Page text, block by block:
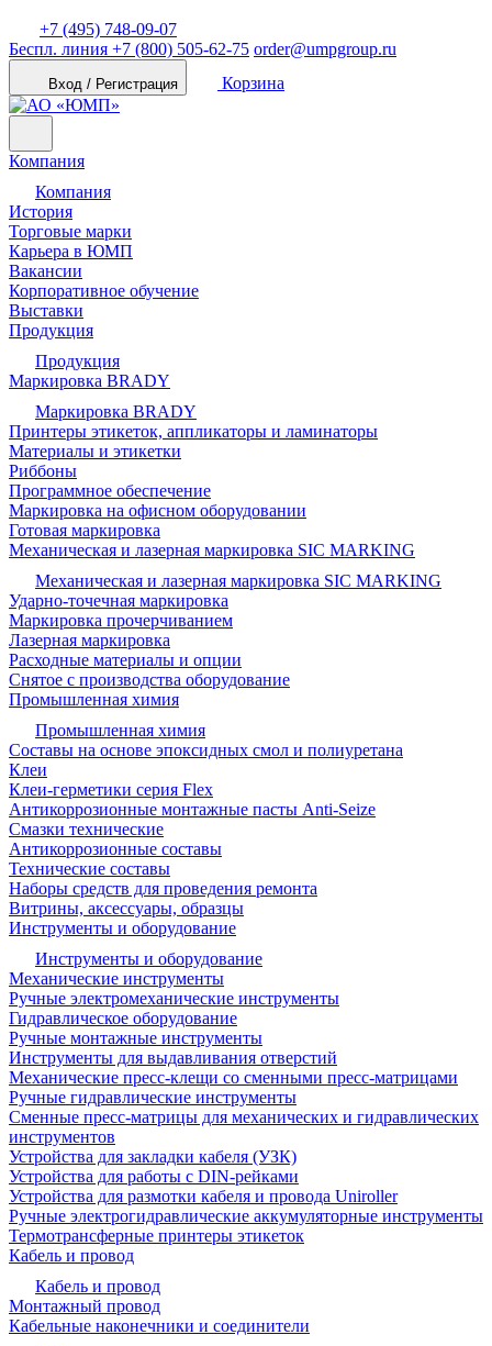
+7 (495) 748-09-07
Беспл. линия +7 (800) 505-62-75 order@umpgroup.ru
Вход / Регистрация Корзина
Компания
Компания
История
Торговые марки
Карьера в ЮМП
Вакансии
Корпоративное обучение
Выставки
Продукция
Продукция
Маркировка BRADY
Маркировка BRADY
Принтеры этикеток, аппликаторы и ламинаторы
Материалы и этикетки
Риббоны
Программное обеспечение
Маркировка на офисном оборудовании
Готовая маркировка
Механическая и лазерная маркировка SIC MARKING
Механическая и лазерная маркировка SIC MARKING
Ударно-точечная маркировка
Маркировка прочерчиванием
Лазерная маркировка
Расходные материалы и опции
Снятое с производства оборудование
Промышленная химия
Промышленная химия
Составы на основе эпоксидных смол и полиуретана
Клеи
Клеи-герметики серия Flex
Антикоррозионные монтажные пасты Anti-Seize
Смазки технические
Антикоррозионные составы
Технические составы
Наборы средств для проведения ремонта
Витрины, аксессуары, образцы
Инструменты и оборудование
Инструменты и оборудование
Механические инструменты
Ручные электромеханические инструменты
Гидравлическое оборудование
Ручные монтажные инструменты
Инструменты для выдавливания отверстий
Механические пресс-клещи со сменными пресс-матрицами
Ручные гидравлические инструменты
Сменные пресс-матрицы для механических и гидравлических
инструментов
Устройства для закладки кабеля (УЗК)
Устройства для работы с DIN-рейками
Устройства для размотки кабеля и провода Uniroller
Ручные электрогидравлические аккумуляторные инструменты
Термотрансферные принтеры этикеток
Кабель и провод
Кабель и провод
Монтажный провод
Кабельные наконечники и соединители